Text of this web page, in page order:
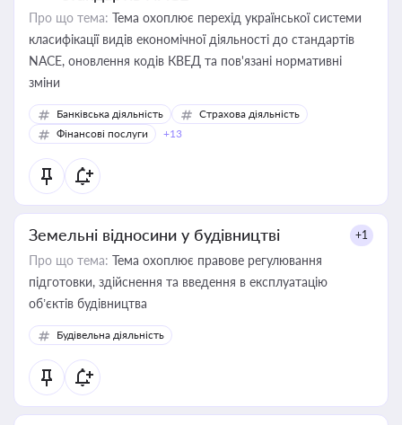
Про що тема: Тема охоплює перехід української системи
класифікації видів економічної діяльності до стандартів
NACE, оновлення кодів КВЕД та пов'язані нормативні
зміни
Банківська діяльність
Страхова діяльність
Фінансові послуги
+13
Земельні відносини у будівництві +1
Про що тема: Тема охоплює правове регулювання
підготовки, здійснення та введення в експлуатацію
об’єктів будівництва
Будівельна діяльність